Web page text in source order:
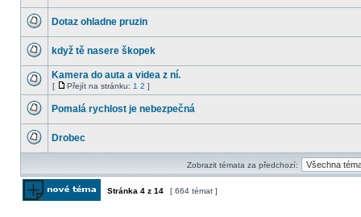
příspěvky
příspěvky
Dotaz ohladne pruzin
nové
příspěvky
když tě nasere škopek
Žádné
příspěvky
Kamera do auta a videa z ní.
[
Přejít
stránku
Přejít na stránku: 1 2 ]
příspěvky
Pomalá rychlost je nebezpečná
Drobec
Zobrazit témata za předchozí:
Stránka 4 z 14 [ 664 témat ]